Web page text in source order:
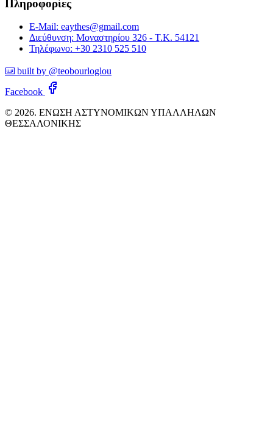
Πληροφορίες
E-Mail: eaythes@gmail.com
Διεύθυνση: Μοναστηρίου 326 - Τ.Κ. 54121
Τηλέφωνο: +30 2310 525 510
⌨️ built by @teobourloglou
Facebook
© 2026. ΕΝΩΣΗ ΑΣΤΥΝΟΜΙΚΩΝ ΥΠΑΛΛΗΛΩΝ
ΘΕΣΣΑΛΟΝΙΚΗΣ